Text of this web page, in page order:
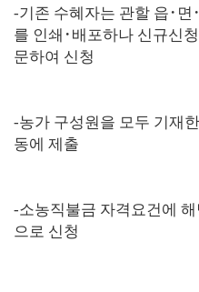
-기존 수혜자는 관할 읍 ･ 면 ･
를 인쇄 ･ 배포하나 신규신
문하여 신청
-농가 구성원을 모두 기재
동에 제출
-소농직불금 자격요건에
으로 신청